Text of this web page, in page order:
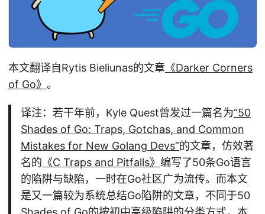
本文翻译自Rytis Bieliunas的文章 《Darker Corners
of Go》 。
译注：若干年前，Kyle Quest曾发过一篇名为“50
Shades of Go: Traps, Gotchas, and Common
Mistakes for New Golang Devs”的文章，仿效著
名的 《C Traps and Pitfalls》 编写了50条Go语言
的陷阱与缺陷，一时在Go社区广为流传。而本文
是又一篇较为系统总结Go陷阱的文章，不同于50